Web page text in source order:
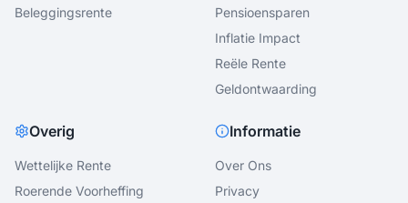
Beleggingsrente
Pensioensparen
Inflatie Impact
Reële Rente
Geldontwaarding
Overig
Wettelijke Rente
Roerende Voorheffing
Informatie
Over Ons
Privacy